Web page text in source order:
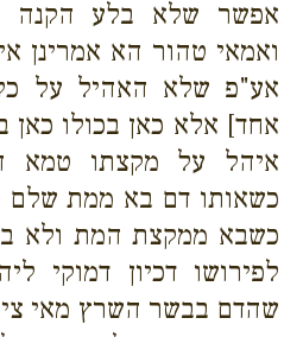
אפשר שלא בלע הקנה
ואמאי טהור הא אמרינן
אע"פ שלא האהיל על
אחד] אלא כאן בכולו כאן
איהל על מקצתו טמא
כשאותו דם בא ממת שלם
כשבא ממקצת המת ולא
לפירושו דכיון דמוקי
שהדם בבשר השרץ מאי